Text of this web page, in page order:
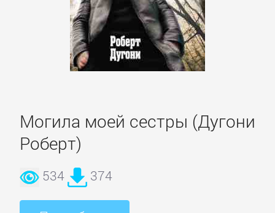
Могила моей сестры (Дугони
Роберт)
534 374
Современные
любовные
Эротическая
литература
НАУКА